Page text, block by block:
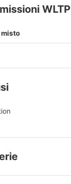
WLTP
misto